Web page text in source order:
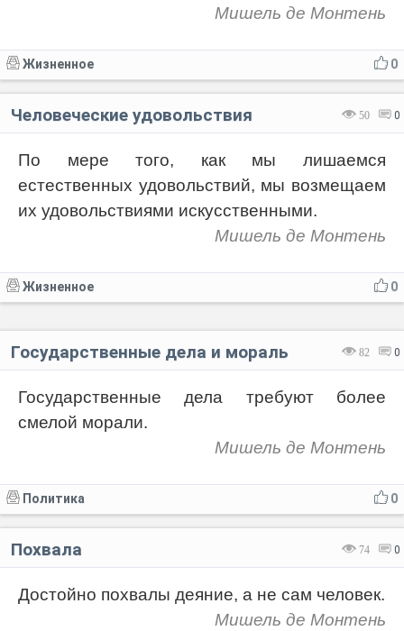
Мишель де Монтень
0
Жизненное
50 0
Человеческие удовольствия
По мере того, как мы лишаемся
естественных удовольствий, мы возмещаем
их удовольствиями искусственными.
Мишель де Монтень
0
Жизненное
82 0
Государственные дела и мораль
Государственные дела требуют более
смелой морали.
Мишель де Монтень
0
Политика
74 0
Похвала
Достойно похвалы деяние, а не сам человек.
Мишель де Монтень